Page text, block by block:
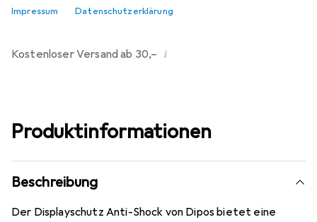
Impressum Datenschutzerklärung
Vergleichen
Kostenloser Versand ab 30,– i
Produktinformationen
Beschreibung
Der Displayschutz Anti-Shock von Dipos bietet eine